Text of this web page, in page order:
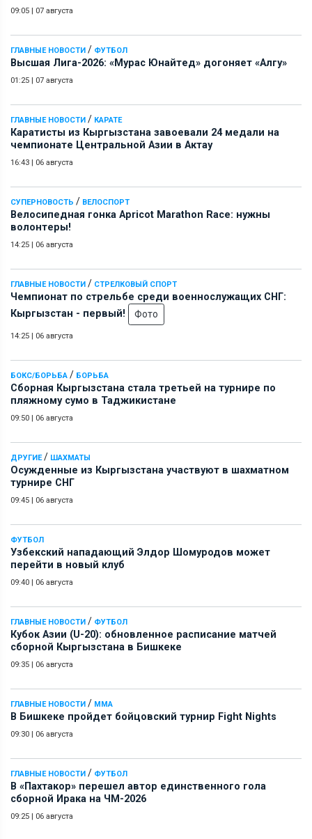
09:05 | 07 августа
ГЛАВНЫЕ НОВОСТИ / ФУТБОЛ
Высшая Лига-2026: «Мурас Юнайтед» догоняет «Алгу»
01:25 | 07 августа
ГЛАВНЫЕ НОВОСТИ / КАРАТЕ
Каратисты из Кыргызстана завоевали 24 медали на
чемпионате Центральной Азии в Актау
16:43 | 06 августа
СУПЕРНОВОСТЬ / ВЕЛОСПОРТ
Велосипедная гонка Apricot Marathon Race: нужны
волонтеры!
14:25 | 06 августа
ГЛАВНЫЕ НОВОСТИ / СТРЕЛКОВЫЙ СПОРТ
Чемпионат по стрельбе среди военнослужащих СНГ:
Кыргызстан - первый!
Фото
14:25 | 06 августа
БОКС/БОРЬБА / БОРЬБА
Сборная Кыргызстана стала третьей на турнире по
пляжному сумо в Таджикистане
09:50 | 06 августа
ДРУГИЕ/ ШАХМАТЫ
Осужденные из Кыргызстана участвуют в шахматном
турнире СНГ
09:45 | 06 августа
ФУТБОЛ
Узбекский нападающий Элдор Шомуродов может
перейти в новый клуб
09:40 | 06 августа
ГЛАВНЫЕ НОВОСТИ / ФУТБОЛ
Кубок Азии (U-20): обновленное расписание матчей
сборной Кыргызстана в Бишкеке
09:35 | 06 августа
ГЛАВНЫЕ НОВОСТИ / ММА
В Бишкеке пройдет бойцовский турнир Fight Nights
09:30 | 06 августа
ГЛАВНЫЕ НОВОСТИ / ФУТБОЛ
В «Пахтакор» перешел автор единственного гола
сборной Ирака на ЧМ-2026
09:25 | 06 августа